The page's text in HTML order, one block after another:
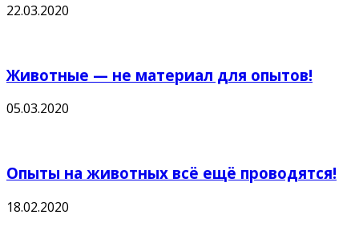
22.03.2020
Животные — не материал для опытов!
05.03.2020
Опыты на животных всё ещё проводятся!
18.02.2020